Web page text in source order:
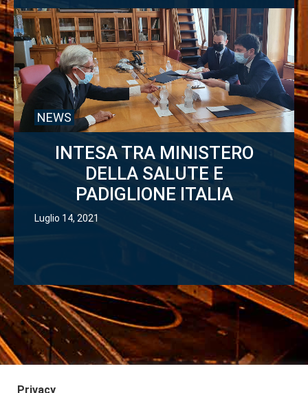
INTESA TRA MINISTERO
DELLA SALUTE E
PADIGLIONE ITALIA
Luglio 14, 2021
NEWS
Privacy